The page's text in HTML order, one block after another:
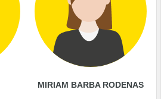
MIRIAM BARBA RODENAS